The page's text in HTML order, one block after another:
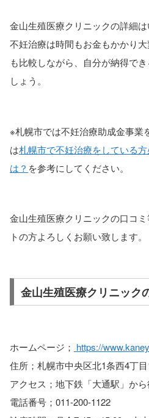
金山生殖医療クリニックの詳細は
不妊治療は時間もお金もかかり
も比較しながら、 自分が納得で
しょう。
※札幌市では不妊治療助成金事業
は札幌市で不妊治療をしている
は？ を参考にしてください。
金山生殖医療クリニックの口コ
トの方よろしくお願い致します。
金山生殖医療クリニック
ホームページ； https://
住所；札幌市中央区北1条西4丁
アクセス；地下鉄「大通駅」か
電話番号；011-200-1122